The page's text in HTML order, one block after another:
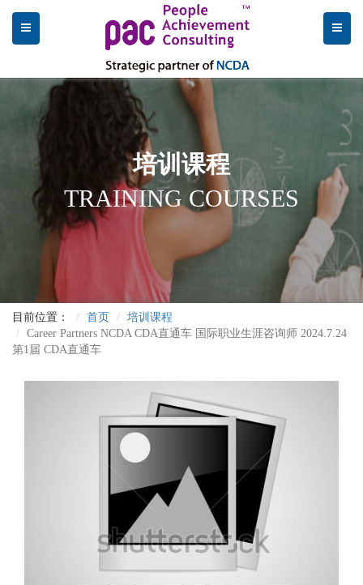
培训课程
TRAINING COURSES
目前位置： 首页
培训课程
Career Partners NCDA CDA直通车 国际职业生涯咨询师 2024.7.24
第1届 CDA直通车